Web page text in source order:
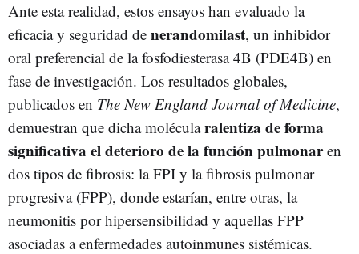
Ante esta realidad, estos ensayos han evaluado la
eficacia y seguridad de nerandomilast, un inhibidor
oral preferencial de la fosfodiesterasa 4B (PDE4B) en
fase de investigación. Los resultados globales,
publicados en The New England Journal of Medicine,
demuestran que dicha molécularalentiza de forma
significativa el deterioro de la función pulmonaren
dos tipos de fibrosis: la FPI y la fibrosis pulmonar
progresiva (FPP), donde estarían, entre otras, la
neumonitis por hipersensibilidad y aquellas FPP
asociadas a enfermedades autoinmunes sistémicas.